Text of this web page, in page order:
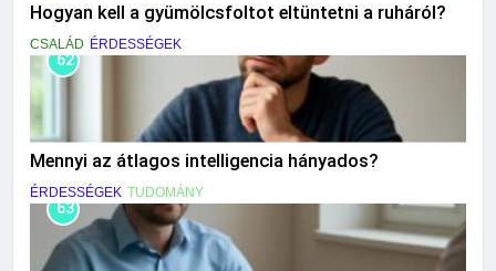
Hogyan kell a gyümölcsfoltot eltüntetni a ruháról?
CSALÁD ÉRDESSÉGEK
62
Mennyi az átlagos intelligencia hányados?
ÉRDESSÉGEK TUDOMÁNY
63